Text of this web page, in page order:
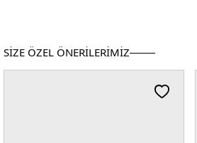
SİZE ÖZEL ÖNERİLERİMİZ